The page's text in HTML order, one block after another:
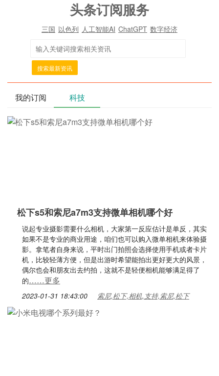
头条订阅服务
三国 以色列 人工智能AI ChatGPT 数字经济
搜索最新资讯
我的订阅 科技
松下s5和索尼a7m3支持微单相机哪个好
说起专业摄影需要什么相机，大家第一反应估计是单反，其实
如果不是专业的商业用途，咱们也可以购入微单相机来体验摄
影。拿笔者自身来说，平时出门拍照会选择使用手机或者卡片
机，比较轻薄方便，但是出游时希望能拍出更好更大的风景，
偶尔也会和朋友出去约拍，这就不是轻便相机能够满足得了
的……更多
2023-01-31 18:43:00 索尼,松下,相机,支持,索尼,松下